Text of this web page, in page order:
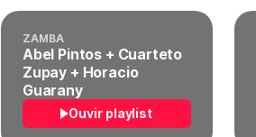
ZAMBA
Abel Pintos + Cuarteto
Zupay + Horacio
Guarany
Ouvir playlist